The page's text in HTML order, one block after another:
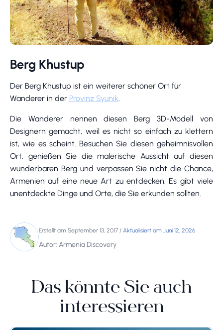
Berg Khustup
Der Berg Khustup ist ein weiterer schöner Ort für
Wanderer in der Provinz Syunik.
Die Wanderer nennen diesen Berg 3D-Modell von
Designern gemacht, weil es nicht so einfach zu klettern
ist, wie es scheint. Besuchen Sie diesen geheimnisvollen
Ort, genießen Sie die malerische Aussicht auf diesen
wunderbaren Berg und verpassen Sie nicht die Chance,
Armenien auf eine neue Art zu entdecken. Es gibt viele
unentdeckte Dinge und Orte, die Sie erkunden sollten.
Erstellt am September 13, 2017 / Aktualisiert am Juni 12, 2026
Autor: Armenia Discovery
Das könnte Sie auch
interessieren